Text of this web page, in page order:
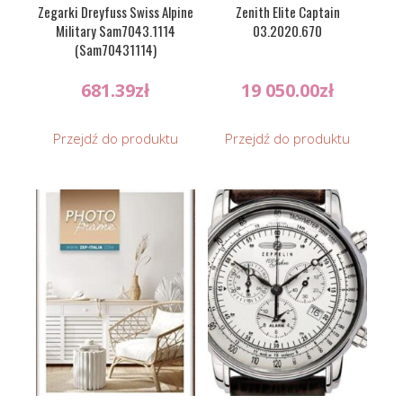
Zegarki Dreyfuss Swiss Alpine
Military Sam7043.1114
(Sam70431114)
681.39zł
Przejdź do produktu
Zenith Elite Captain
03.2020.670
19 050.00zł
Przejdź do produktu